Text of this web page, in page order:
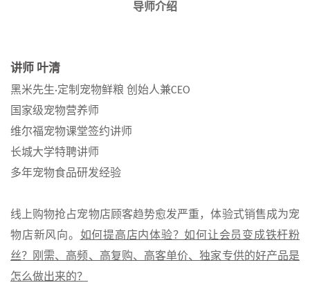
导师介绍
讲师 叶清
黑米先生·定制宠物鲜粮 创始人兼CEO
国家级宠物营养师
维尔福宠物课堂签约讲师
长城大学特聘讲师
多年宠物食品研发经验
线上购物抢占宠物店顾客趋势愈发严重，体验式销售成为宠
物店新风向。 如何提高店内体验？如何让会员变成铁杆粉
丝？刚需、高频、高复购、高客单价、独家专供的好产品是
怎么做出来的？